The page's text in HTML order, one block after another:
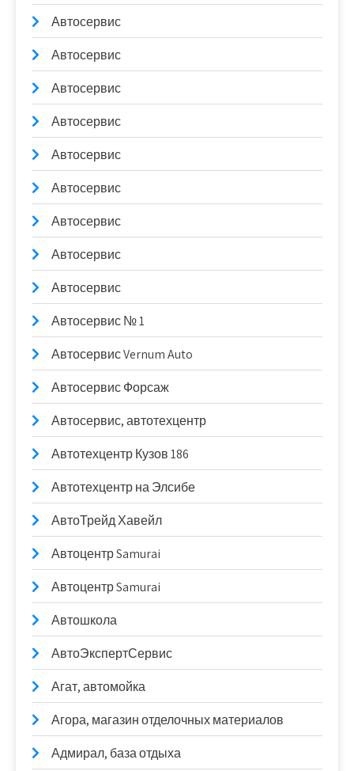
Автосервис
Автосервис
Автосервис
Автосервис
Автосервис
Автосервис
Автосервис
Автосервис
Автосервис
Автосервис № 1
Автосервис Vernum Auto
Автосервис Форсаж
Автосервис, автотехцентр
Автотехцентр Кузов 186
Автотехцентр на Элсибе
АвтоТрейд Хавейл
Автоцентр Samurai
Автоцентр Samurai
Автошкола
АвтоЭкспертСервис
Агат, автомойка
Агора, магазин отделочных материалов
Адмирал, база отдыха